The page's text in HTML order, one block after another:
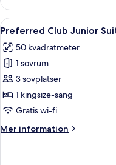
(Deluxe
Family
Room)
Öppna
alla
foton
för
Preferred
Club
Junior
Swim
3
Preferred Club Junior
50 kvadratmeter
1 sovrum
3 sovplatser
1 kingsize-säng
Gratis wi-fi
Mer information
Mer